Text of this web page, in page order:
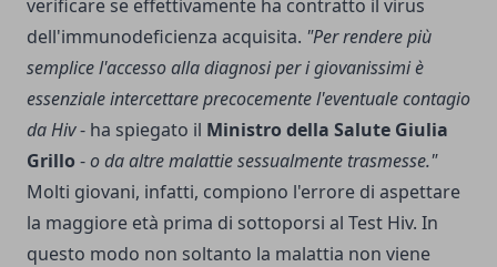
verificare se effettivamente ha contratto il virus
dell'immunodeficienza acquisita. "Per rendere più
semplice l'accesso alla diagnosi per i giovanissimi è
essenziale intercettare precocemente l'eventuale contagio
da Hiv- ha spiegato il Ministro della Salute Giulia
Grillo -o da altre malattie sessualmente trasmesse."
Molti giovani, infatti, compiono l'errore di aspettare
la maggiore età prima di sottoporsi al Test Hiv. In
questo modo non soltanto la malattia non viene